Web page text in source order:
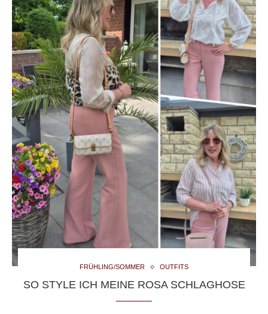
FRÜHLING/SOMMER OUTFITS
SO STYLE ICH MEINE ROSA SCHLAGHOSE